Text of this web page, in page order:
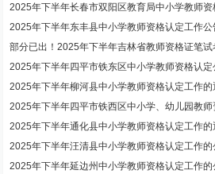
2025年下半年长春市双阳区教育局中小学教师
2025年下半年东丰县中小学教师资格认定工作公
部分已出！2025年下半年吉林省教师资格证笔试
2025年下半年四平市铁东区中小学教师资格认定
2025年下半年柳河县中小学教师资格认定工作的
2025年下半年四平市铁西区中小学、幼儿园教
2025年下半年通化县中小学教师资格认定工作的
2025年下半年汪清县中小学教师资格认定工作的
2025年下半年延边州中小学教师资格认定工作的